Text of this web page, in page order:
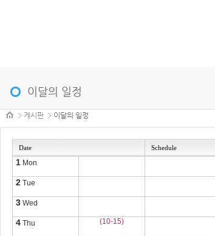
이달의 일정
본문시작
게시판 이달의 일정
Date Schedule
1 Mon
2 Tue
3 Wed
4 Thu (10-15)